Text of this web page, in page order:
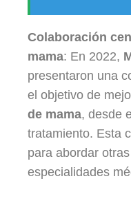
Colaboración
mama: En 2022,
presentaron una
el objetivo de
de mama, desde
tratamiento. Esta
para abordar
especialidades